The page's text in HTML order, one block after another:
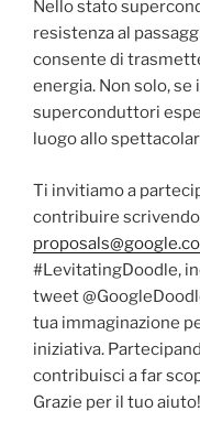
Nello stato
resistenza al
consente di
energia. Non solo,
superconduttori
luogo allo
Ti invitiamo a
contribuire scrivendo
#LevitatingDoodle,
tweet
tua immaginazione
iniziativa.
contribuisci a far
Grazie per il tuo